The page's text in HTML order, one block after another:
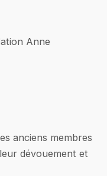
Anne
anciens membres
dévouement et